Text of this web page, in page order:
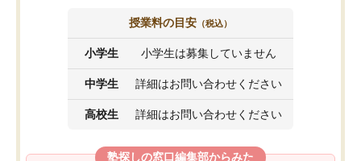
授業料の目安 （税込）
小学生 小学生は募集していません
中学生 詳細はお問い合わせください
高校生 詳細はお問い合わせください
塾探しの窓口編集部からみた